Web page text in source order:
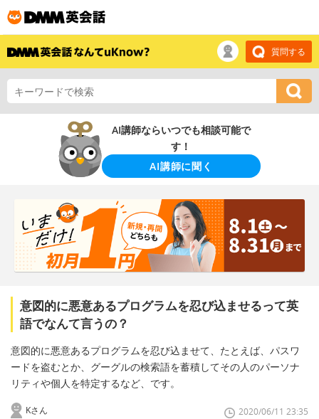
質問する
AI講師ならいつでも相談可能で
す！
AI講師に聞く
意図的に悪意あるプログラムを忍び込ませるって英
語でなんて言うの？
意図的に悪意あるプログラムを忍び込ませて、たとえば、パスワ
ードを盗むとか、グーグルの検索語を蓄積してその人のパーソナ
リティや個人を特定するなど、です。
Kさん 2020/06/11 23:35